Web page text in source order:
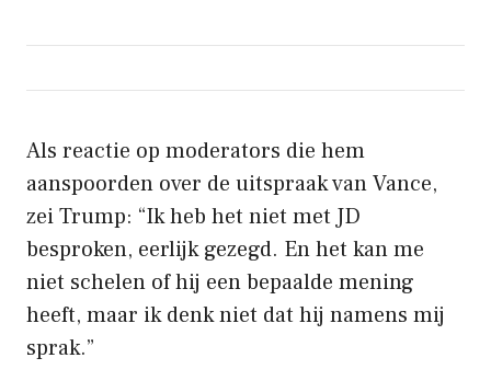
Als reactie op moderators die hem
aanspoorden over de uitspraak van Vance,
zei Trump: “Ik heb het niet met JD
besproken, eerlijk gezegd. En het kan me
niet schelen of hij een bepaalde mening
heeft, maar ik denk niet dat hij namens mij
sprak.”